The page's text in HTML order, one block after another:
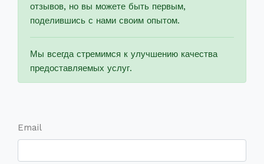
отзывов, но вы можете быть первым,
поделившись с нами своим опытом.
Мы всегда стремимся к улучшению качества
предоставляемых услуг.
Email